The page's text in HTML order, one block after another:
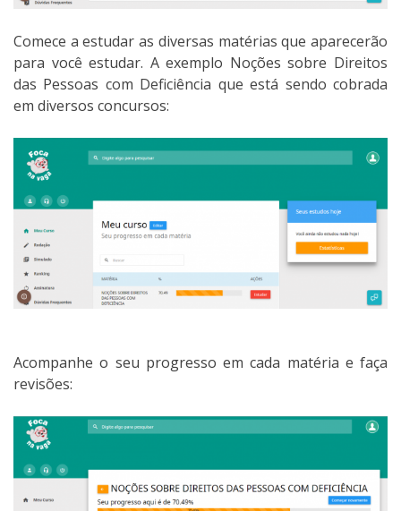
Comece a estudar as diversas matérias que aparecerão
para você estudar. A exemplo Noções sobre Direitos
das Pessoas com Deficiência que está sendo cobrada
em diversos concursos:
Acompanhe o seu progresso em cada matéria e faça
revisões: